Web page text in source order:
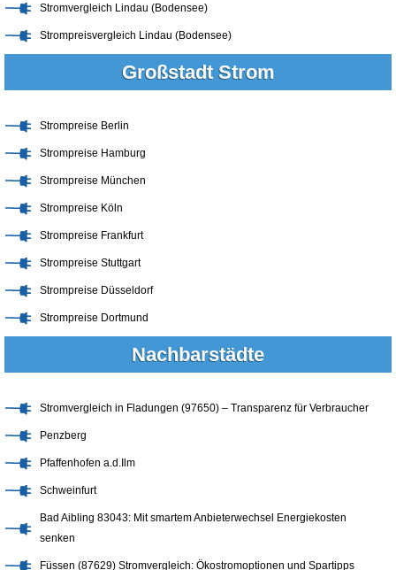
Stromvergleich Lindau (Bodensee)
Strompreisvergleich Lindau (Bodensee)
Großstadt Strom
Strompreise Berlin
Strompreise Hamburg
Strompreise München
Strompreise Köln
Strompreise Frankfurt
Strompreise Stuttgart
Strompreise Düsseldorf
Strompreise Dortmund
Nachbarstädte
Stromvergleich in Fladungen (97650) – Transparenz für Verbraucher
Penzberg
Pfaffenhofen a.d.Ilm
Schweinfurt
Bad Aibling 83043: Mit smartem Anbieterwechsel Energiekosten
senken
Füssen (87629) Stromvergleich: Ökostromoptionen und Spartipps